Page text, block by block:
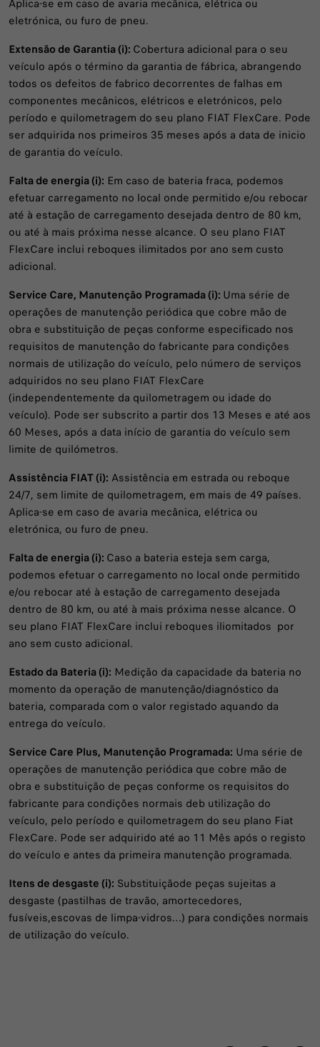
Aplica-se em caso de avaria mecânica, elétrica ou
eletrónica, ou furo de pneu.
Extensão de Garantia (i): Cobertura adicional para o seu
veículo após o término da garantia de fábrica, abrangendo
todos os defeitos de fabrico decorrentes de falhas em
componentes mecânicos, elétricos e eletrónicos, pelo
período e quilometragem do seu plano FIAT FlexCare. Pode
ser adquirida nos primeiros 35 meses após a data de inicio
de garantia do veículo.
Falta de energia (i): Em caso de bateria fraca, podemos
efetuar carregamento no local onde permitido e/ou rebocar
até à estação de carregamento desejada dentro de 80 km,
ou até à mais próxima nesse alcance. O seu plano FIAT
FlexCare inclui reboques ilimitados por ano sem custo
adicional.
Service Care, Manutenção Programada (i): Uma série de
operações de manutenção periódica que cobre mão de
obra e substituição de peças conforme especificado nos
requisitos de manutenção do fabricante para condições
normais de utilização do veículo, pelo número de serviços
adquiridos no seu plano FIAT FlexCare
(independentemente da quilometragem ou idade do
veículo). Pode ser subscrito a partir dos 13 Meses e até aos
60 Meses, após a data início de garantia do veículo sem
limite de quilómetros.
Assistência FIAT (i): Assistência em estrada ou reboque
24/7, sem limite de quilometragem, em mais de 49 países.
Aplica-se em caso de avaria mecânica, elétrica ou
eletrónica, ou furo de pneu.
Falta de energia (i): Caso a bateria esteja sem carga,
podemos efetuar o carregamento no local onde permitido
e/ou rebocar até à estação de carregamento desejada
dentro de 80 km, ou até à mais próxima nesse alcance. O
seu plano FIAT FlexCare inclui reboques iliomitados por
ano sem custo adicional.
Estado da Bateria (i): Medição da capacidade da bateria no
momento da operação de manutenção/diagnóstico da
bateria, comparada com o valor registado aquando da
entrega do veículo.
Service Care Plus, Manutenção Programada: Uma série de
operações de manutenção periódica que cobre mão de
obra e substituição de peças conforme os requisitos do
fabricante para condições normais deb utilização do
veículo, pelo período e quilometragem do seu plano Fiat
FlexCare. Pode ser adquirido até ao 11 Mês após o registo
do veículo e antes da primeira manutenção programada.
Itens de desgaste (i): Substituiçãode peças sujeitas a
desgaste (pastilhas de travão, amortecedores,
fusíveis,escovas de limpa-vidros…) para condições normais
de utilização do veículo.